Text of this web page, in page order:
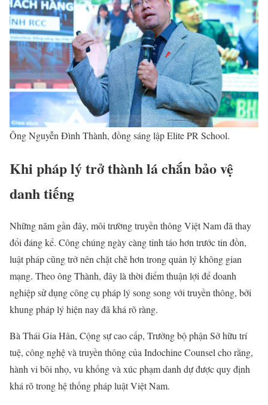
Ông Nguyễn Đình Thành, đồng sáng lập Elite PR School.
Khi pháp lý trở thành lá chắn bảo vệ
danh tiếng
Những năm gần đây, môi trường truyền thông Việt Nam đã thay
đổi đáng kể. Công chúng ngày càng tỉnh táo hơn trước tin đồn,
luật pháp cũng trở nên chặt chẽ hơn trong quản lý không gian
mạng. Theo ông Thành, đây là thời điểm thuận lợi để doanh
nghiệp sử dụng công cụ pháp lý song song với truyền thông, bởi
khung pháp lý hiện nay đã khá rõ ràng.
Bà Thái Gia Hân, Cộng sự cao cấp, Trưởng bộ phận Sở hữu trí
tuệ, công nghệ và truyền thông của Indochine Counsel cho rằng,
hành vi bôi nhọ, vu khống và xúc phạm danh dự được quy định
khá rõ trong hệ thống pháp luật Việt Nam.